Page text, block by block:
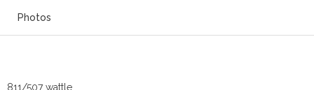
Photos
811/507 wattle